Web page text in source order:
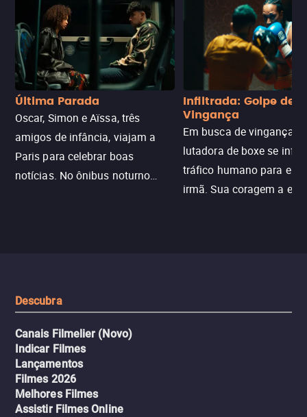
Última Parada
Oscar, Simon e Aïssa, três
amigos de infância, viajam a
Paris para celebrar boas
notícias. No ônibus noturno
Infiltrada: Golpe de
Vingança
Em busca de vingança,
lutadora de boxe se
tráfico humano para
irmã. Sua coragem a
Descubra
Canais Filmelier (Novo)
Indicar Filmes
Lançamentos
Filmes 2026
Melhores Filmes
Assistir Filmes Online